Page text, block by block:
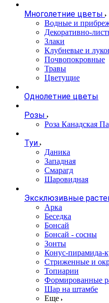
Многолетние цветы
Водные и
Декоративно-
Злаки
Клубневые и
Почвопокровные
Травы
Цветущие
Однолетние цветы
Розы
Роза Канадская
Туи
Даника
Западная
Смарагд
Шаровидная
Эксклюзивные
Арка
Беседка
Бонсай
Бонсай - сосны
Зонты
Конус-пирамида-
Стриженные и
Топиарии
Формированные
Шар на штамбе
Еще